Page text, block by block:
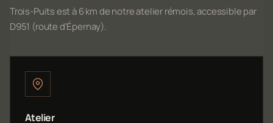
Trois-Puits est à 6 km de notre atelier rémois, accessible par
D951 (route d'Épernay).
Atelier